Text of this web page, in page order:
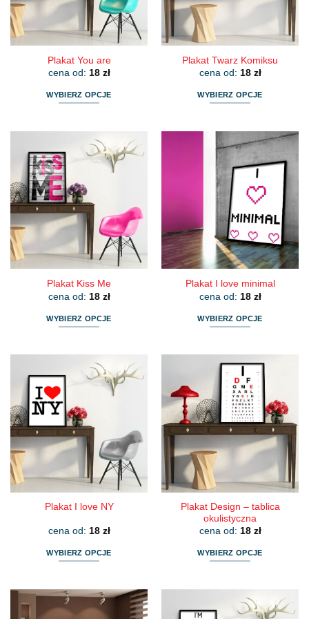
na
stronie
produktu
produktu
Plakat You are
cena od: 18 zł
WYBIERZ OPCJE
wiele
wariantów.
Opcje
można
wybrać
na
stronie
produktu
Plakat Twarz Komiksu
cena od: 18 zł
WYBIERZ OPCJE
wiele
wariantów.
Opcje
można
wybrać
na
stronie
produktu
Plakat Kiss Me
cena od: 18 zł
WYBIERZ OPCJE
wiele
wariantów.
Opcje
można
wybrać
na
stronie
produktu
Plakat I love minimal
cena od: 18 zł
WYBIERZ OPCJE
ma
wiele
wariantów.
Opcje
można
wybrać
na
stronie
produktu
Plakat I love NY
cena od: 18 zł
WYBIERZ OPCJE
ma
wiele
Plakat Design – tablica
okulistyczna
cena od: 18 zł
WYBIERZ OPCJE
wiele